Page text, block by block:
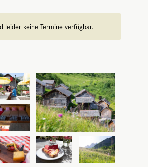
leider keine Termine verfügbar.